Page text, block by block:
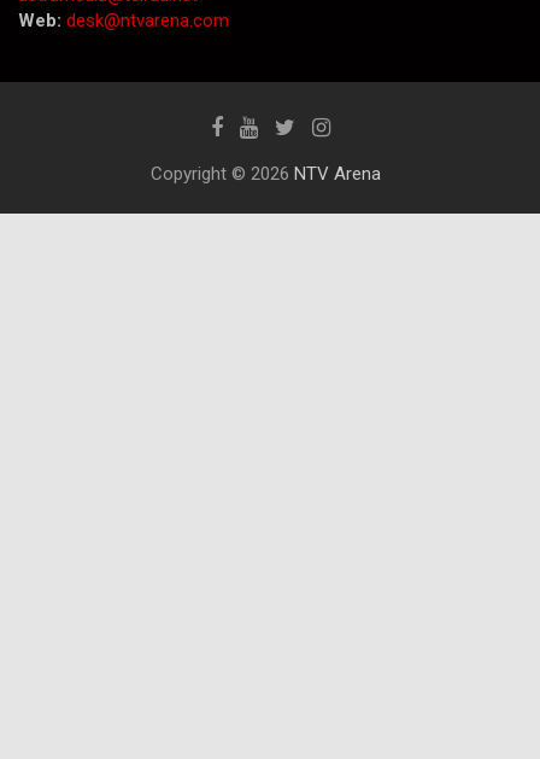
Web: desk@ntvarena.com
Copyright © 2026 NTV Arena